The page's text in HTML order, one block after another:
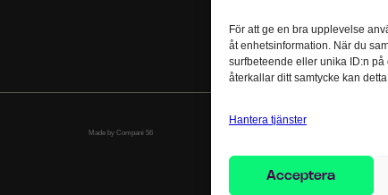
För att ge en bra upplevelse
åt enhetsinformation. När du
surfbeteende eller unika ID:n
återkallar ditt samtycke kan
Hantera tjänster
Acceptera
Made by Compani 56